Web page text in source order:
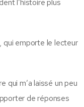
l’histoire plus
qui emporte le lecteur
qui m’a laissé un peu
de réponses